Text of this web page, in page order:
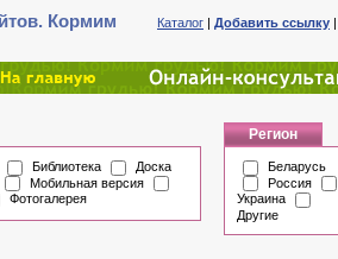
Кормим
Каталог | Добавить ссылку
Библиотека
Доска
Мобильная версия
Фотогалерея
Регион
Беларусь
Россия
Украина
Другие